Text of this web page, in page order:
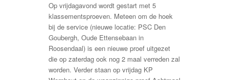
Op vrijdagavond wordt gestart met 5
klassementsproeven. Meteen om de hoek
bij de service (nieuwe locatie: PSC Den
Goubergh, Oude Ettensebaan in
Roosendaal) is een nieuwe proef uitgezet
die op zaterdag ook nog 2 maal verreden zal
worden. Verder staan op vrijdag KP